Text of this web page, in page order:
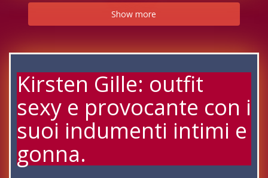
Show more
Kirsten Gille: outfit
sexy e provocante con i
suoi indumenti intimi e
gonna.